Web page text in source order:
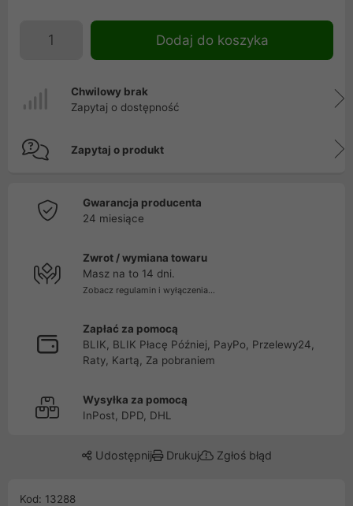
Dodaj do koszyka
Chwilowy brak
Zapytaj o dostępność
Zapytaj o produkt
Gwarancja producenta
24 miesiące
Zwrot / wymiana towaru
Masz na to 14 dni.
Zobacz regulamin i wyłączenia...
Zapłać za pomocą
BLIK, BLIK Płacę Później, PayPo, Przelewy24,
Raty, Kartą, Za pobraniem
Wysyłka za pomocą
InPost, DPD, DHL
Udostępnij Drukuj Zgłoś błąd
Kod: 13288